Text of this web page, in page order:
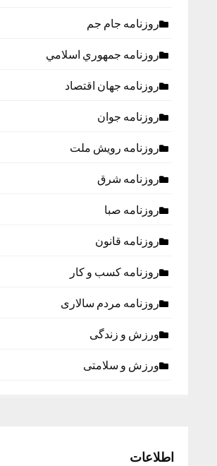
روزنامه جام جم
روزنامه جمهوري اسلامي
روزنامه جهان اقتصاد
روزنامه جوان
روزنامه رویش ملت
روزنامه شرق
روزنامه صبا
روزنامه قانون
روزنامه كسب و كار
روزنامه مردم سالاری
ورزش و زندگی
ورزش و سلامتی
اطلاعات